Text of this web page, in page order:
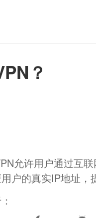
？
允许用户通过互
户的真实IP地址，